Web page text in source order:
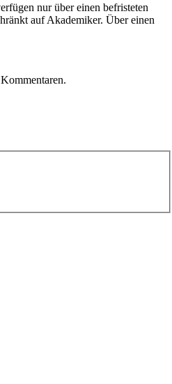
nur über einen befristeten
auf Akademiker. Über einen